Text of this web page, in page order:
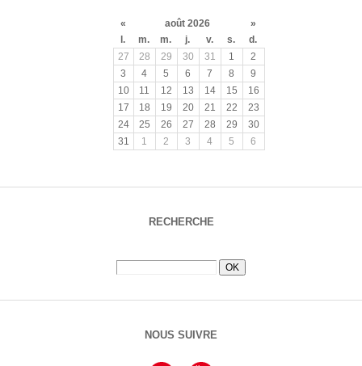
« août 2026
»
l.
m. m. j. v. s.
d.
27
28 29 30 31 1
2
3
4 5 6 7 8
9
10
11 12 13 14 15
16
17
18 19 20 21 22
23
24
25 26 27 28 29
30
31
1 2 3 4 5 6
RECHERCHE
NOUS SUIVRE